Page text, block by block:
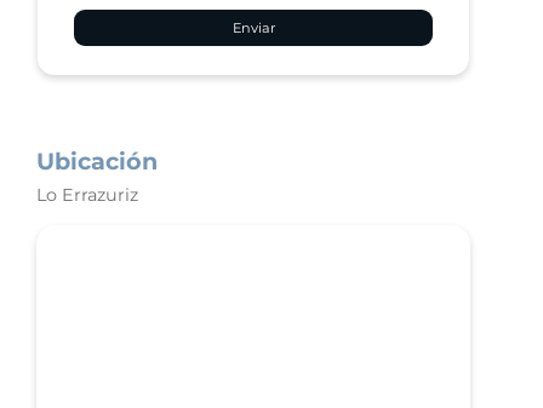
Enviar
Ubicación
Lo Errazuriz